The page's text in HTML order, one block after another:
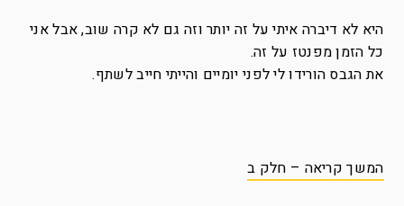
היא לא דיברה איתי על זה יותר וזה גם לא קרה שוב, אבל אני
כל הזמן מפנטז על זה.
את הגבס הורידו לי לפני יומיים והייתי חייב לשתף.
המשך קריאה – חלק ב